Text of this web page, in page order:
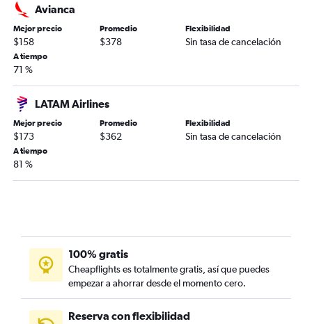
Avianca
Mejor precio
$158
Promedio
$378
Flexibilidad
Sin tasa de cancelación
A tiempo
71 %
LATAM Airlines
Mejor precio
$173
Promedio
$362
Flexibilidad
Sin tasa de cancelación
A tiempo
81 %
100% gratis
Cheapflights es totalmente gratis, así que puedes
empezar a ahorrar desde el momento cero.
Reserva con flexibilidad